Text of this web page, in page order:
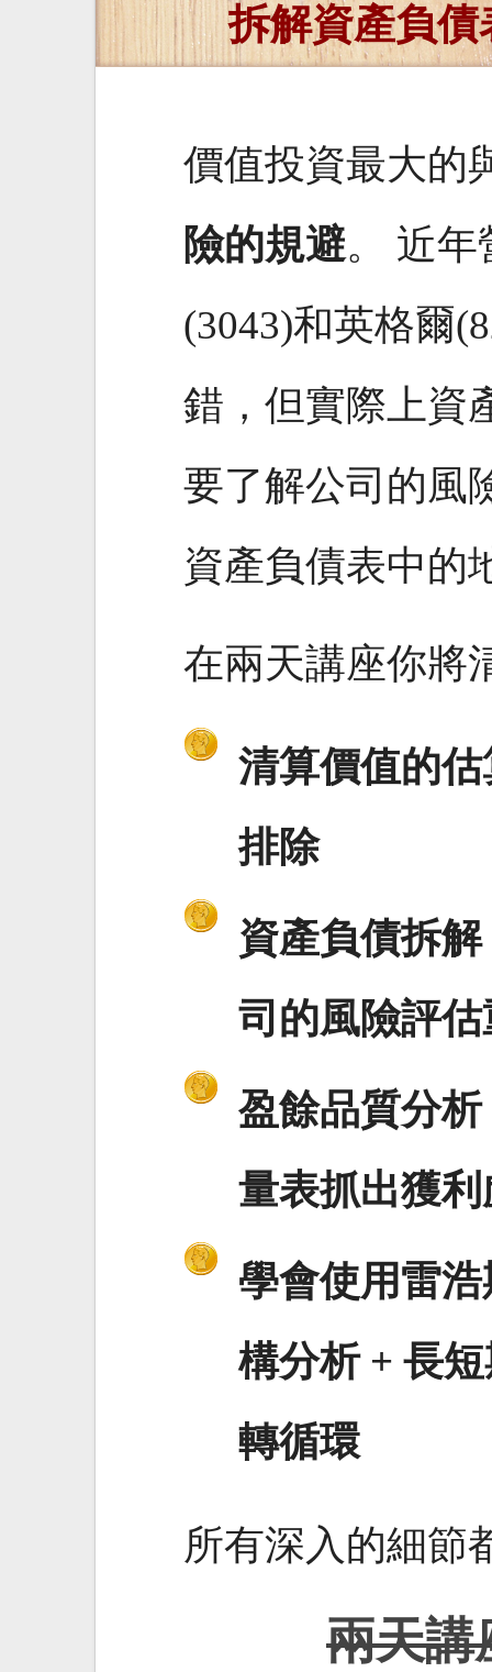
拆解資產負
價值投資最大的
險的規避。 近
(3043)和英格爾
錯，但實際上資
要了解公司的風
資產負債表中的
在兩天講座你將
清算價值的
排除
資產負債拆
司的風險評
盈餘品質分
量表抓出獲
學會使用雷
構分析 + 長
轉循環
所有深入的細節
兩天講